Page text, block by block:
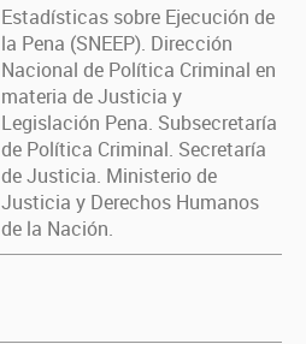
Estadísticas sobre Ejecución de
la Pena (SNEEP). Dirección
Nacional de Política Criminal en
materia de Justicia y
Legislación Pena. Subsecretaría
de Política Criminal. Secretaría
de Justicia. Ministerio de
Justicia y Derechos Humanos
de la Nación.